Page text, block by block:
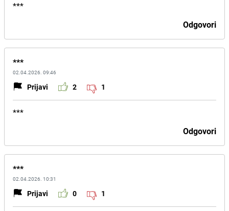
***
Odgovori
***
02.04.2026. 09:46
Prijavi 2 1
***
Odgovori
***
02.04.2026. 10:31
Prijavi 0 1